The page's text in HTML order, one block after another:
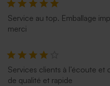
Service au top. Emballage
merci
Services clients à l’écoute et
de qualité et rapide